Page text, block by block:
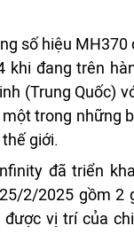
số hiệu MH370
khi đang trên
(Trung Quốc)
trong những
giới.
đã triển
2/2025 gồm 2
vị trí của